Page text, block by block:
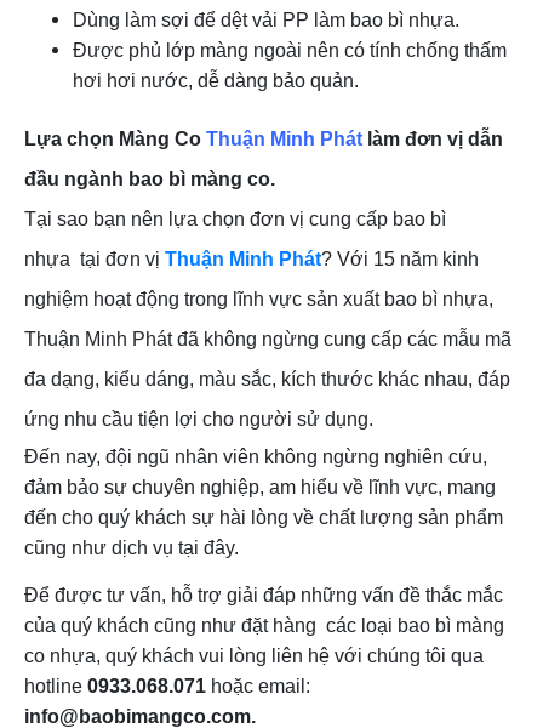
Dùng làm sợi để dệt vải PP làm bao bì nhựa.
Được phủ lớp màng ngoài nên có tính chống thấm
hơi hơi nước, dễ dàng bảo quản.
Lựa chọn Màng Co Thuận Minh Phát làm đơn vị dẫn
đầu ngành bao bì màng co.
Tại sao bạn nên lựa chọn đơn vị cung cấp bao bì
nhựa tại đơn vị Thuận Minh Phát? Với 15 năm kinh
nghiệm hoạt động trong lĩnh vực sản xuất bao bì nhựa,
Thuận Minh Phát đã không ngừng cung cấp các mẫu mã
đa dạng, kiểu dáng, màu sắc, kích thước khác nhau, đáp
ứng nhu cầu tiện lợi cho người sử dụng.
Đến nay, đội ngũ nhân viên không ngừng nghiên cứu,
đảm bảo sự chuyên nghiệp, am hiểu về lĩnh vực, mang
đến cho quý khách sự hài lòng về chất lượng sản phẩm
cũng như dịch vụ tại đây.
Để được tư vấn, hỗ trợ giải đáp những vấn đề thắc mắc
của quý khách cũng như đặt hàng các loại bao bì màng
co nhựa, quý khách vui lòng liên hệ với chúng tôi qua
hotline 0933.068.071 hoặc email:
info@baobimangco.com.